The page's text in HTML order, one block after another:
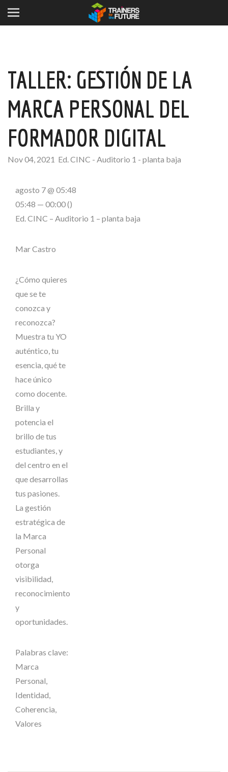
TALLER: GESTIÓN DE LA
MARCA PERSONAL DEL
FORMADOR DIGITAL
Nov 04, 2021 Ed. CINC - Auditorio 1 - planta baja
¿Cómo quieres
que se te
conozca y
reconozca?
Muestra tu YO
auténtico, tu
esencia, qué te
hace único
como docente.
Brilla y
potencia el
brillo de tus
estudiantes, y
del centro en el
que desarrollas
tus pasiones.
La gestión
estratégica de
la Marca
Personal
otorga
visibilidad,
reconocimiento
y
oportunidades.
Palabras clave:
Marca
Personal,
Identidad,
Coherencia,
Valores
agosto 7 @ 05:48
05:48 — 00:00()
Ed. CINC – Auditorio 1 – planta baja
Mar Castro